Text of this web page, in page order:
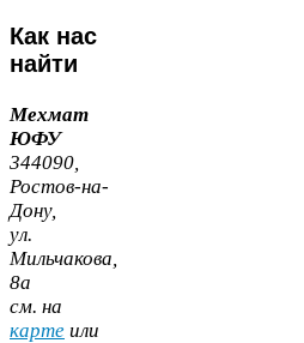
Как нас
найти
Мехмат
ЮФУ
344090
Ростов-​на-​
Дону,
ул.
Мильчакова,
8а
cм. на
карте или